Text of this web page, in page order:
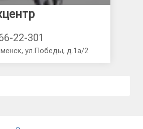
22-301
ул.Победы, д.1а/2